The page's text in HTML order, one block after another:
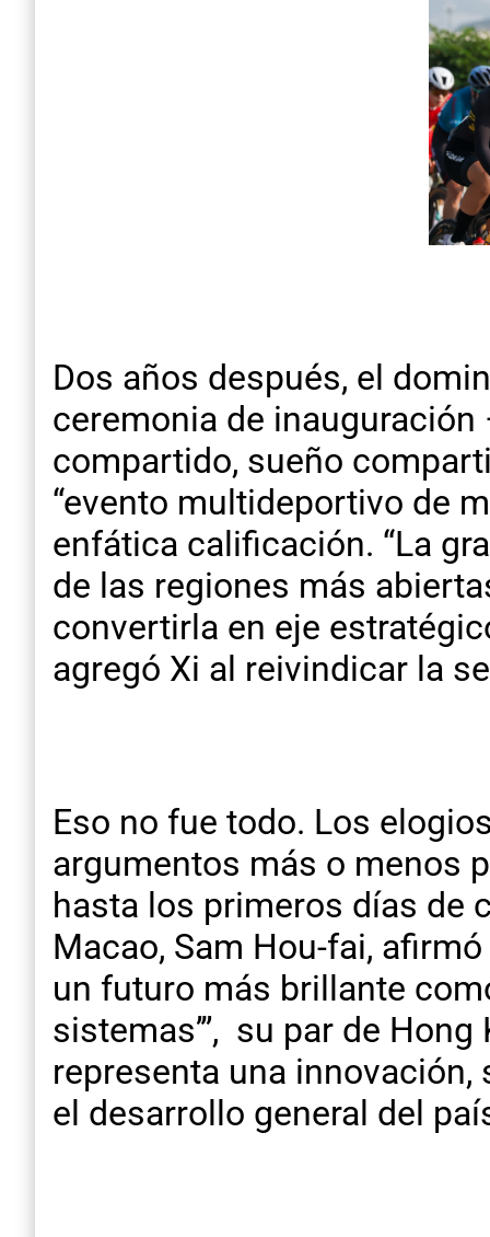
Dos años después, el
ceremonia de
compartido, sueño
“evento multideportivo de
enfática calificación. “La
de las regiones más
convertirla en eje
agregó Xi al reivindicar la
Eso no fue todo. Los
argumentos más o menos
hasta los primeros días de
Macao, Sam Hou-fai,
un futuro más brillante
sistemas’”, su par de
representa una
el desarrollo general del